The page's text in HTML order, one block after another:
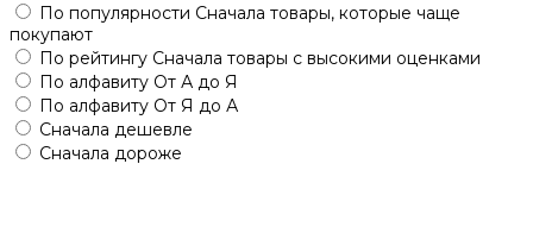
По популярности Сначала товары, которые чаще
покупают
По рейтингу Сначала товары с высокими оценками
По алфавиту От А до Я
По алфавиту От Я до А
Сначала дешевле
Сначала дороже